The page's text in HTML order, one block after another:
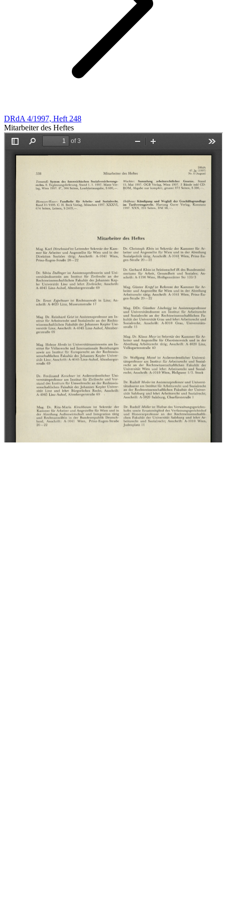
DRdA 4/1997, Heft 248
Mitarbeiter des Heftes